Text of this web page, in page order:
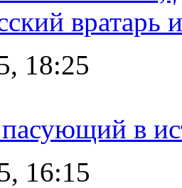
вратарь
18:25
в
16:15